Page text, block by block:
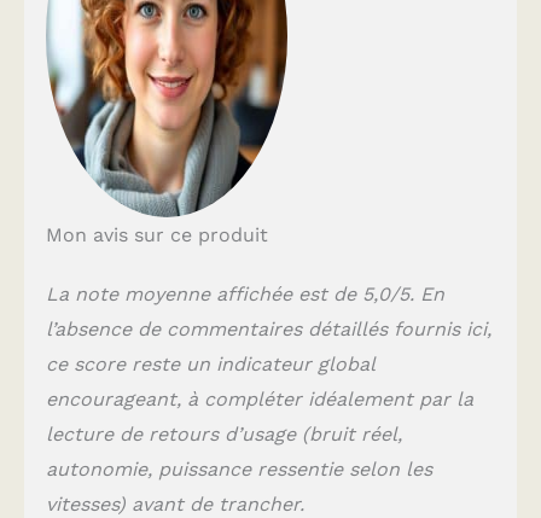
doux et élastiques.
CONCEPTION
SILENCIEUSE :
Conçu pour une
pénétration
profonde et
d'un moteur qui
de bruit pour une
expérience plus
Fonctionnant entre
35 dB et 55 dB,
utilisation en public
sans déranger les
autres. TEMPS
Mon avis sur ce produit
La note moyenne affichée est de 5,0/5. En
l’absence de commentaires détaillés fournis ici,
ce score reste un indicateur global
encourageant, à compléter idéalement par la
lecture de retours d’usage (bruit réel,
autonomie, puissance ressentie selon les
vitesses) avant de trancher.